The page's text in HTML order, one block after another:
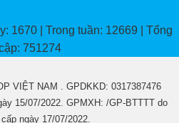
1670 | Trong tuần: 12669 | Tổng
751274
VIỆT NAM . GPDKKD: 0317387476
15/07/2022. GPMXH: /GP-BTTTT do
ngày 17/07/2022.